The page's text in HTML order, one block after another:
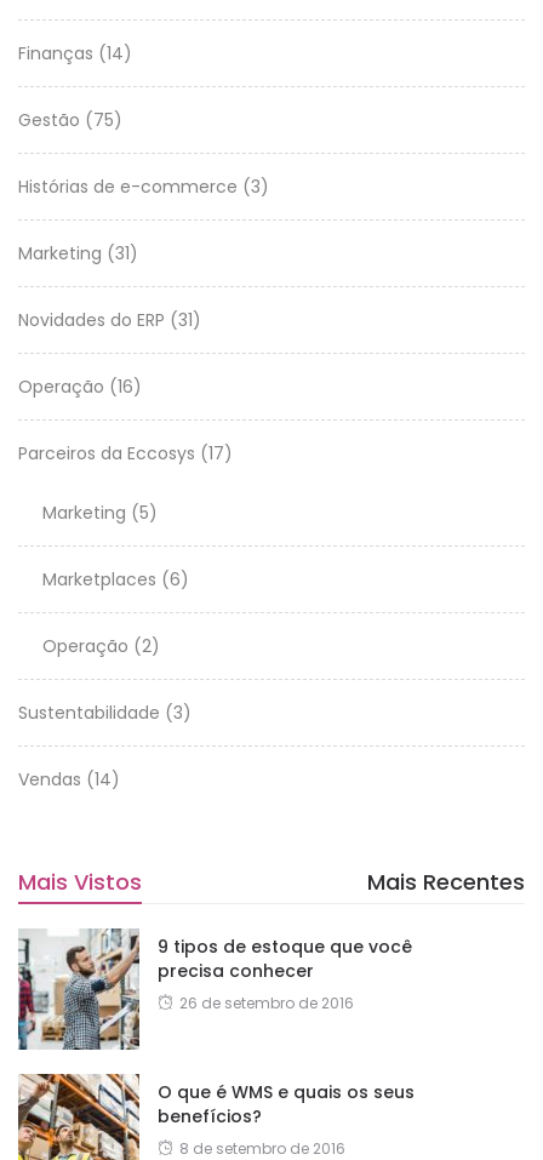
Finanças (14)
Gestão (75)
Histórias de e-commerce (3)
Marketing (31)
Novidades do ERP (31)
Operação (16)
Parceiros da Eccosys (17)
Marketing (5)
Marketplaces (6)
Operação (2)
Sustentabilidade (3)
Vendas (14)
Mais Vistos Mais Recentes
9 tipos de estoque que você
precisa conhecer
26 de setembro de 2016
O que é WMS e quais os seus
benefícios?
8 de setembro de 2016